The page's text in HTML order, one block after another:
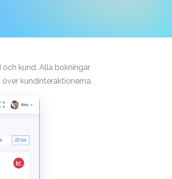
kund. Alla bokningar
kundinteraktionerna.